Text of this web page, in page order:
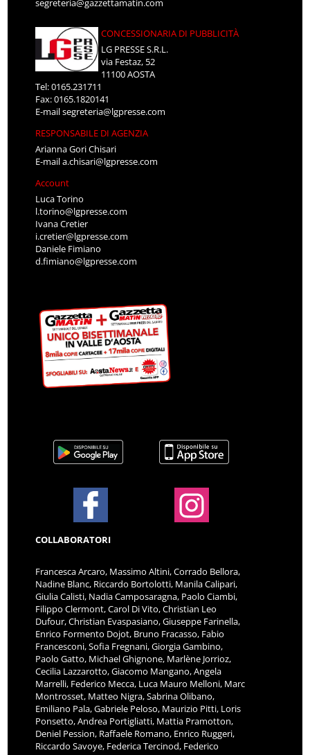
segreteria@gazzettamatin.com
CONCESSIONARIA DI PUBBLICITÀ
LG PRESSE S.R.L.
via Festaz, 52
11100 AOSTA
Tel: 0165.231711
Fax: 0165.1820141
E-mailsegreteria@lgpresse.com
RESPONSABILE DI AGENZIA
Arianna Gori Chisari
E-maila.chisari@lgpresse.com
Account
Luca Torino
l.torino@lgpresse.com
Ivana Cretier
i.cretier@lgpresse.com
Daniele Fimiano
d.fimiano@lgpresse.com
COLLABORATORI
Francesca Arcaro, Massimo Altini, Corrado Bellora,
Nadine Blanc, Riccardo Bortolotti, Manila Calipari,
Giulia Calisti, Nadia Camposaragna, Paolo Ciambi,
Filippo Clermont, Carol Di Vito, Christian Leo
Dufour, Christian Evaspasiano, Giuseppe Farinella,
Enrico Formento Dojot, Bruno Fracasso, Fabio
Francesconi, Sofia Fregnani, Giorgia Gambino,
Paolo Gatto, Michael Ghignone, Marlène Jorrioz,
Cecilia Lazzarotto, Giacomo Mangano, Angela
Marrelli, Federico Mecca, Luca Mauro Melloni, Marc
Montrosset, Matteo Nigra, Sabrina Olibano,
Emiliano Pala, Gabriele Peloso, Maurizio Pitti, Loris
Ponsetto, Andrea Portigliatti, Mattia Pramotton,
Deniel Pession, Raffaele Romano, Enrico Ruggeri,
Riccardo Savoye, Federica Tercinod, Federico